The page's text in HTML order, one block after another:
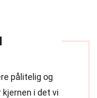
pålitelig og
i det vi